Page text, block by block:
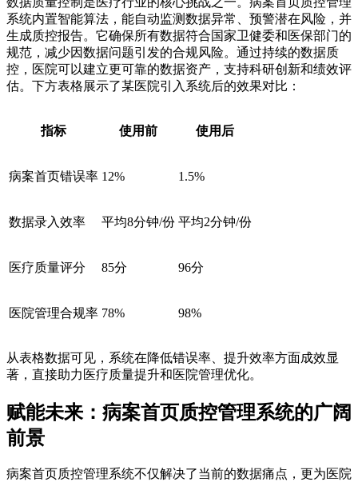
系统内置智能算法，能自动监测数据异常、预警潜在风险，并
生成质控报告。它确保所有数据符合国家卫健委和医保部门的
规范，减少因数据问题引发的合规风险。通过持续的数据质
控，医院可以建立更可靠的数据资产，支持科研创新和绩效评
估。下方表格展示了某医院引入系统后的效果对比：
指标 使用前 使用后
病案首页错误率 12% 1.5%
数据录入效率 平均8分钟/份 平均2分钟/份
医疗质量评分 85分 96分
医院管理合规率 78% 98%
从表格数据可见，系统在降低错误率、提升效率方面成效显
著，直接助力医疗质量提升和医院管理优化。
赋能未来：病案首页质控管理系统的广阔
前景
病案首页质控管理系统不仅解决了当前的数据痛点，更为医院